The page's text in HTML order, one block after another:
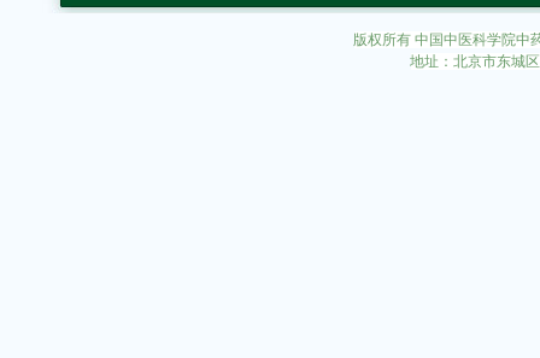
版权所有 中国中医科学院中
地址：北京市东城